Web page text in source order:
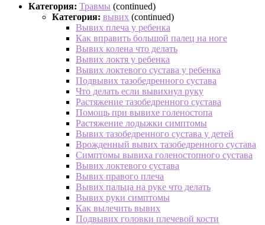
Категория: Травмы (continued)
Категория: вывих (continued)
Вывих плеча у ребенка
Как вправить большой палец на ноге
Вывих колена что делать
Вывих локтя у ребенка
Вывих локтевого сустава у ребенка
Подвывих тазобедренного сустава
Что делать если вывихнул руку
Растяжение тазобедренного сустава
Помощь при вывихе голеностопа
Растяжение лодыжки симптомы
Вывих тазобедренного сустава у детей
Врожденный вывих тазобедренного сустава
Симптомы вывиха голеностопного сустава
Вывих локтевого сустава
Вывих правого плеча
Вывих пальца на руке что делать
Вывих руки симптомы
Как вылечить вывих
Подвывих головки плечевой кости